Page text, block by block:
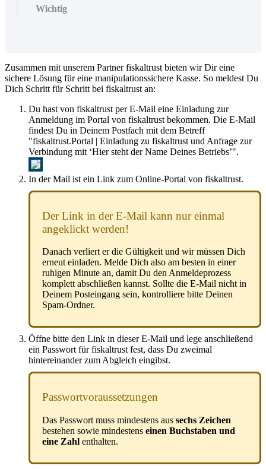
Wichtig
Zusammen mit unserem Partner fiskaltrust bieten wir Dir eine
sichere Lösung für eine manipulationssichere Kasse. So meldest Du
Dich Schritt für Schritt bei fiskaltrust an:
Du hast von fiskaltrust per E-Mail eine Einladung zur
Anmeldung im Portal von fiskaltrust bekommen. Die E-Mail
findest Du in Deinem Postfach mit dem Betreff
"fiskaltrust.Portal | Einladung zu fiskaltrust und Anfrage zur
Verbindung mit ‘Hier steht der Name Deines Betriebs’".
In der Mail ist ein Link zum Online-Portal von fiskaltrust.
Der Link in der E-Mail kann nur einmal
angeklickt werden!
Danach verliert er die Gültigkeit und wir müssen Dich
erneut einladen. Melde Dich also am besten in einer
ruhigen Minute an, damit Du den Anmeldeprozess
komplett abschließen kannst. Sollte die E-Mail nicht in
Deinem Posteingang sein, kontrolliere bitte Deinen
Spam-Ordner.
Öffne bitte den Link in dieser E-Mail und lege anschließend
ein Passwort für fiskaltrust fest, dass Du zweimal
hintereinander zum Abgleich eingibst.
Passwortvoraussetzungen
Das Passwort muss mindestens aus sechs Zeichen
bestehen sowie mindestens einen Buchstaben und
eine Zahl enthalten.